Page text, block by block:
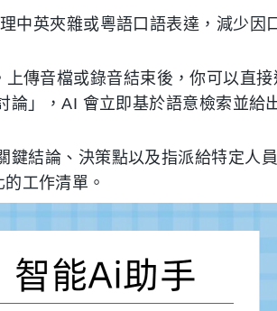
中英夾雜或粵語口語表達，減少因
傳音檔或錄音結束後，你可以直接
」，AI 會立即基於語意檢索並給
鍵結論、決策點以及指派給特定人
工作清單。